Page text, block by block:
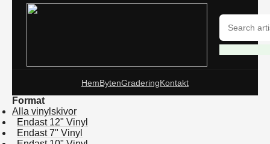
HemBytenGraderingKontakt
Format
Alla vinylskivor
Endast 12" Vinyl
Endast 7" Vinyl